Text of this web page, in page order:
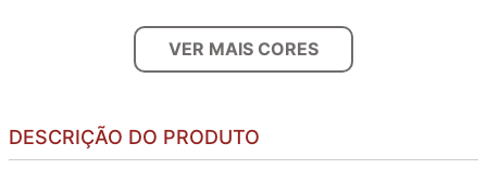
VER MAIS CORES
DESCRIÇÃO DO PRODUTO